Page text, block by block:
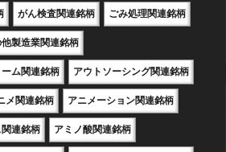
がん検査関連銘柄 ごみ処理関連銘柄
他製造業関連銘柄
ム関連銘柄 アウトソーシング関連銘柄
メ関連銘柄 アニメーション関連銘柄
連銘柄 アミノ酸関連銘柄